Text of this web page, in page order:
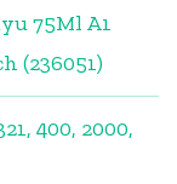
75Ml A1
(236051)
400, 2000,